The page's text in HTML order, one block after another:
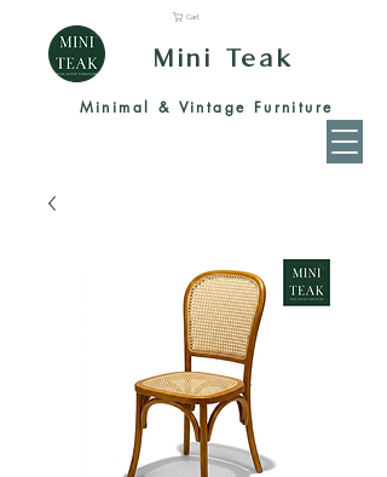
Mini Teak
Minimal & Vintage Furniture
Cart